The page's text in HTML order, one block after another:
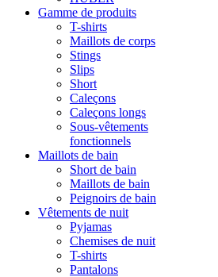
Gamme de produits
T-shirts
Maillots de corps
Stings
Slips
Short
Caleçons
Caleçons longs
Sous-vêtements
fonctionnels
Maillots de bain
Short de bain
Maillots de bain
Peignoirs de bain
Vêtements de nuit
Pyjamas
Chemises de nuit
T-shirts
Pantalons